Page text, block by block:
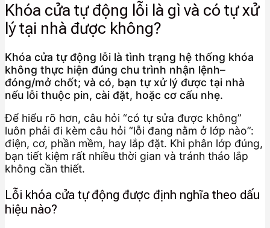
Khóa cửa tự động lỗi là gì và có tự xử
lý tại nhà được không?
Khóa cửa tự động lỗi là tình trạng hệ thống khóa
không thực hiện đúng chu trình nhận lệnh–
đóng/mở chốt; và có, bạn tự xử lý được tại nhà
nếu lỗi thuộc pin, cài đặt, hoặc cơ cấu nhẹ.
Để hiểu rõ hơn, câu hỏi “có tự sửa được không”
luôn phải đi kèm câu hỏi “lỗi đang nằm ở lớp nào”:
điện, cơ, phần mềm, hay lắp đặt. Khi phân lớp đúng,
bạn tiết kiệm rất nhiều thời gian và tránh tháo lắp
không cần thiết.
Lỗi khóa cửa tự động được định nghĩa theo dấu
hiệu nào?